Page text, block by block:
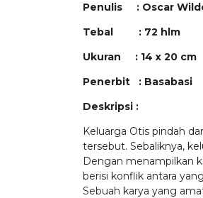
Penulis : Oscar
Tebal : 72 hlm
Ukuran : 14 x 20 cm
Penerbit : Basabasi
Deskripsi :
Keluarga Otis pindah
tersebut. Sebaliknya,
Dengan menampilkan
berisi konflik antara
Sebuah karya yang